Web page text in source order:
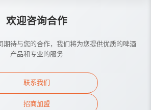
欢迎咨询合作
期待与您的合作，我们将为您提供优质的啤酒
产品和专业的服务
联系我们
招商加盟